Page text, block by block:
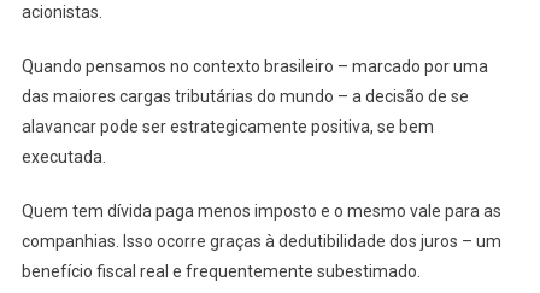
acionistas.
Quando pensamos no contexto brasileiro – marcado por uma
das maiores cargas tributárias do mundo – a decisão de se
alavancar pode ser estrategicamente positiva, se bem
executada.
Quem tem dívida paga menos imposto e o mesmo vale para as
companhias. Isso ocorre graças à dedutibilidade dos juros – um
benefício fiscal real e frequentemente subestimado.